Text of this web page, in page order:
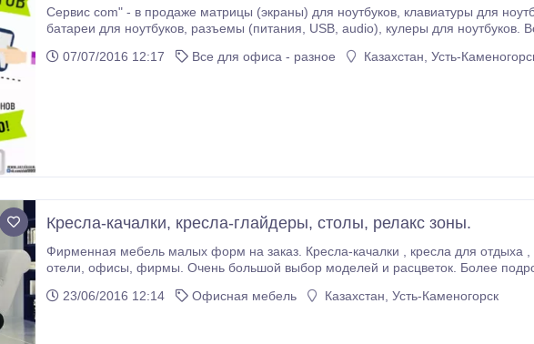
Сервис com" - в продаже матрицы (экраны) для ноутбуков, клавиатуры для ноутбуков, зарядные устройства, аккумуляторные
батареи для ноутбуков, разъемы (питания, USB, audio), кулеры для ноутбуков. Все товары можно купить оптом и в розницу.
07/07/2016 12:17
Все для офиса - разное Казахстан, Усть-
Кресла-качалки, кресла-глайдеры, столы, релакс зоны.
Фирменная мебель малых форм на заказ. Кресла-качалки , кресла для отдыха , кресла-глайдеры, столики , пуфы. Релакс зоны в
отели, офисы, фирмы. Очень большой выбор моделей и расцветок. Более
23/06/2016 12:14
Офисная мебель Казахстан, Усть-Каменогорск